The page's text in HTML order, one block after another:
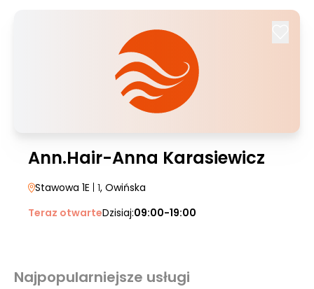
Ann.Hair-Anna Karasiewicz
Stawowa 1E | 1, Owińska
Teraz otwarteDzisiaj:09:00-19:00
Najpopularniejsze usługi